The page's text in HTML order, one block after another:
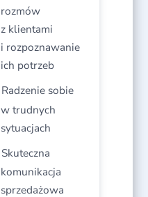
rozmów
z klientami
i rozpoznawanie
ich potrzeb​
Radzenie sobie
w trudnych
sytuacjach​
Skuteczna
komunikacja
sprzedażowa​